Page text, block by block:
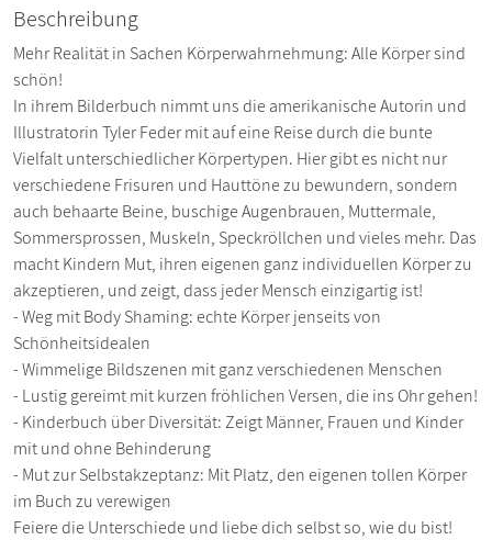
Beschreibung
Mehr Realität in Sachen Körperwahrnehmung: Alle Körper sind
schön!
In ihrem Bilderbuch nimmt uns die amerikanische Autorin und
Illustratorin Tyler Feder mit auf eine Reise durch die bunte
Vielfalt unterschiedlicher Körpertypen. Hier gibt es nicht nur
verschiedene Frisuren und Hauttöne zu bewundern, sondern
auch behaarte Beine, buschige Augenbrauen, Muttermale,
Sommersprossen, Muskeln, Speckröllchen und vieles mehr. Das
macht Kindern Mut, ihren eigenen ganz individuellen Körper zu
akzeptieren, und zeigt, dass jeder Mensch einzigartig ist!
- Weg mit Body Shaming: echte Körper jenseits von
Schönheitsidealen
- Wimmelige Bildszenen mit ganz verschiedenen Menschen
- Lustig gereimt mit kurzen fröhlichen Versen, die ins Ohr gehen!
- Kinderbuch über Diversität: Zeigt Männer, Frauen und Kinder
mit und ohne Behinderung
- Mut zur Selbstakzeptanz: Mit Platz, den eigenen tollen Körper
im Buch zu verewigen
Feiere die Unterschiede und liebe dich selbst so, wie du bist!